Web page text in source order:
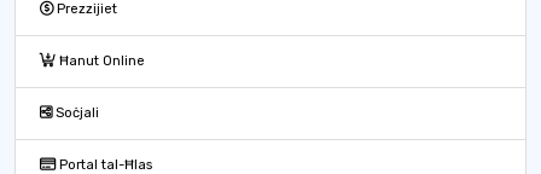
Prezzijiet
Ħanut Online
Soċjali
Portal tal-Ħlas